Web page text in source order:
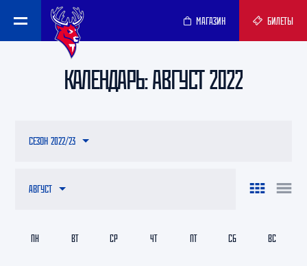
МАГАЗИН БИЛЕТЫ
КАЛЕНДАРЬ: АВГУСТ 2022
АВГУСТ
СЕЗОН 2022/23
ПН ВТ СР ЧТ ПТ СБ ВС